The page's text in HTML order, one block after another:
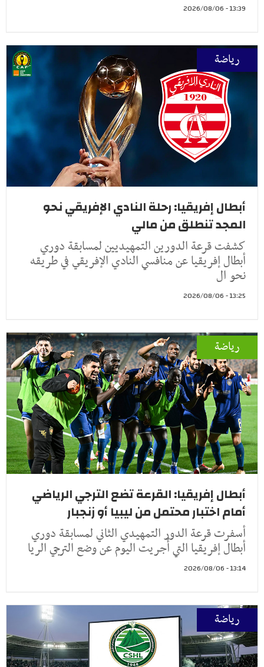
13:39 - 2026/08/06
رياضة
أبطال إفريقيا: رحلة النادي الإفريقي نحو
المجد تنطلق من مالي
كشفت قرعة الدورين التمهيديين لمسابقة دوري
أبطال إفريقيا عن منافسي النادي الإفريقي في طريقه
نحو ال
13:25 - 2026/08/06
رياضة
أبطال إفريقيا: القرعة تضع الترجي الرياضي
أمام اختبار محتمل من ليبيا أو زنجبار
أسفرت قرعة الدور التمهيدي الثاني لمسابقة دوري
أبطال إفريقيا التي أُجريت اليوم عن وضع الترجي الريا
13:14 - 2026/08/06
رياضة